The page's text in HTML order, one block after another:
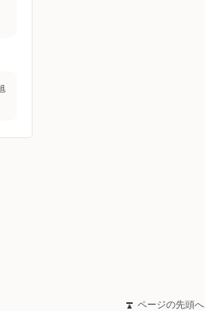
ページの先頭へ